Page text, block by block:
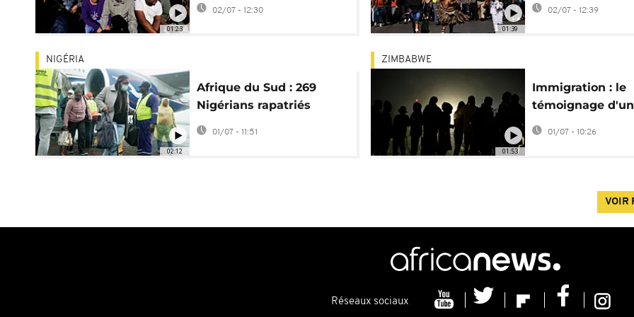
01:23
juin de "pacifiques"
02/07 - 12:30
01:39
manifestations
02/07 - 12:39
02:12
NIGÉRIA
Afrique du Sud : 269
Nigérians rapatriés
après les tensions anti-
immigrés
01/07 - 11:51
01:53
ZIMBABWE
Immigration : le
témoignage d'un
Zimbabwéen
d'Afrique du Sud
01/07 - 10:26
VOIR
Réseaux sociaux